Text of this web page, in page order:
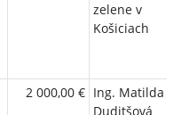
zelene v
Košiciach
2 000,00 € Ing. Matilda
Duditšová